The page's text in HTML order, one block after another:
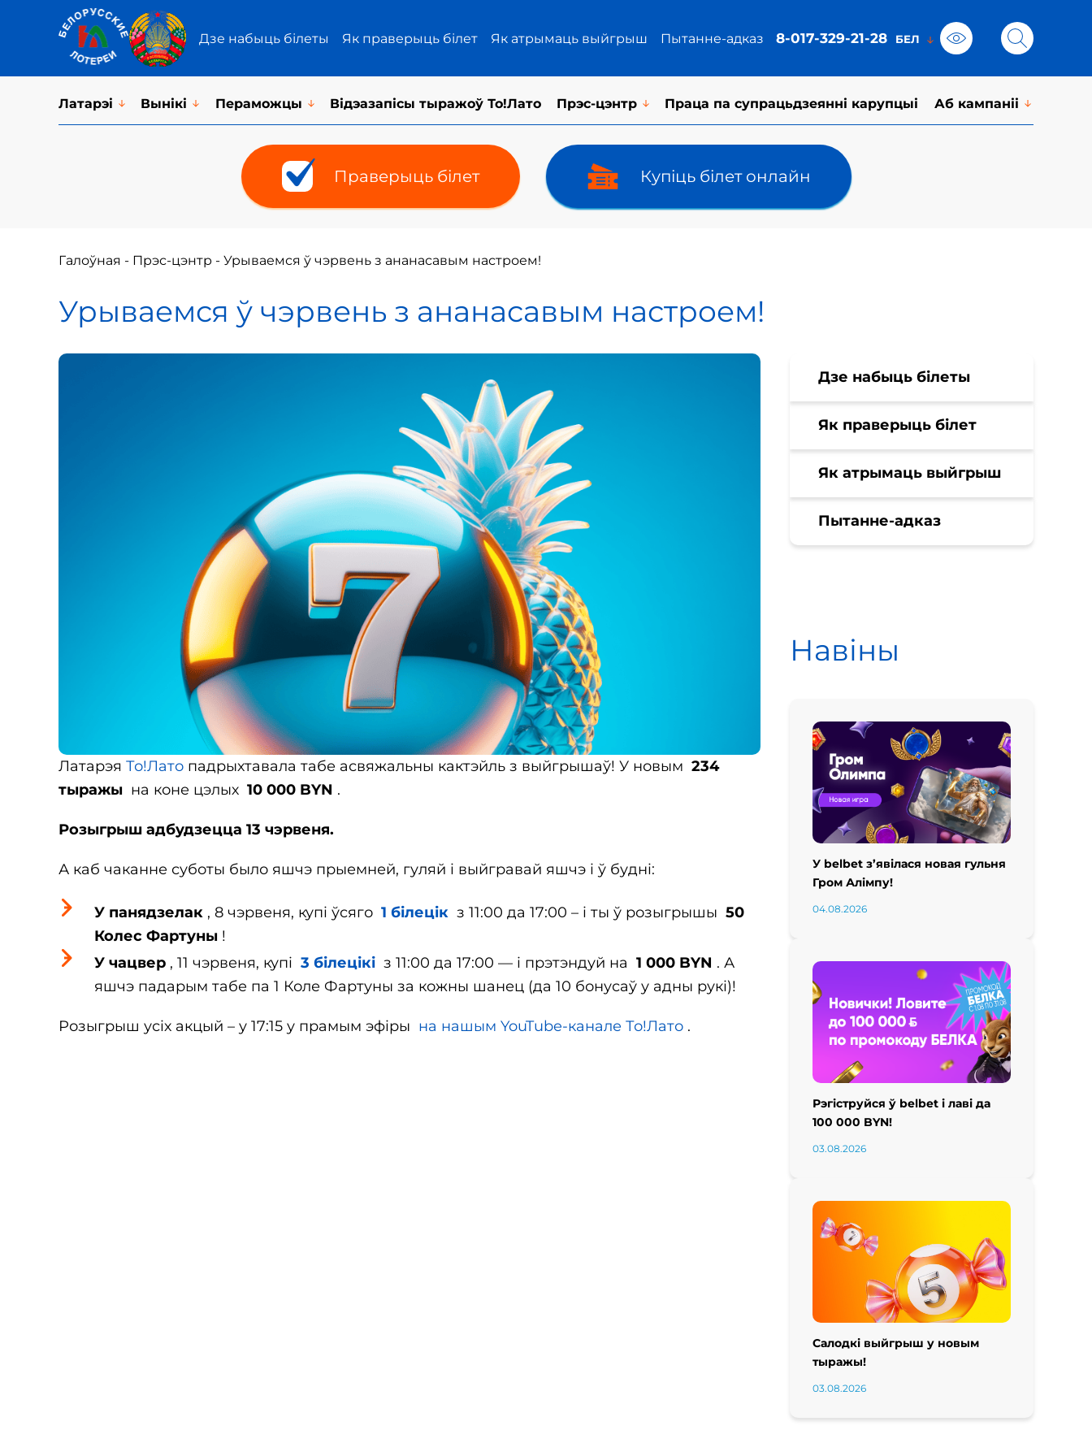
Дзе набыць білеты Як праверыць білет Як атрымаць выйгрыш Пытанне-адказ 8-017-329-21-28
Латарэi Вынікі Пераможцы Відэазапісы тыражоў То!Лато Прэс-цэнтр Праца па супрацьдзеянні карупцыі Аб кампаніі
Праверыць білет Купіць білет онлайн
Галоўная - Прэс-цэнтр - Урываемся ў чэрвень з ананасавым настроем!
Урываемся ў чэрвень з ананасавым настроем!
Латарэя То!Лато падрыхтавала табе асвяжальны кактэйль з выйгрышаў! У новым 234
тыражы на коне цэлых 10 000 BYN .
Розыгрыш адбудзецца 13 чэрвеня.
А каб чаканне суботы было яшчэ прыемней, гуляй і выйгравай яшчэ і ў будні:
У панядзелак , 8 чэрвеня, купі ўсяго 1 білецік з 11:00 да 17:00 – і ты ў розыгрышы 50
Колес Фартуны !
У чацвер , 11 чэрвеня, купі 3 білецікі з 11:00 да 17:00 — і прэтэндуй на 1 000 BYN . А
яшчэ падарым табе па 1 Коле Фартуны за кожны шанец (да 10 бонусаў у адны рукі)!
Розыгрыш усіх акцый – у 17:15 у прамым эфіры на нашым YouTube-канале То!Лато .
Дзе набыць білеты
Як праверыць білет
Як атрымаць выйгрыш
Пытанне-адказ
Навіны
У belbet з’явілася новая гульня
Гром Алімпу!
04.08.2026
Рэгіструйся ў belbet і лаві да
100 000 BYN!
03.08.2026
Салодкі выйгрыш у новым
тыражы!
03.08.2026